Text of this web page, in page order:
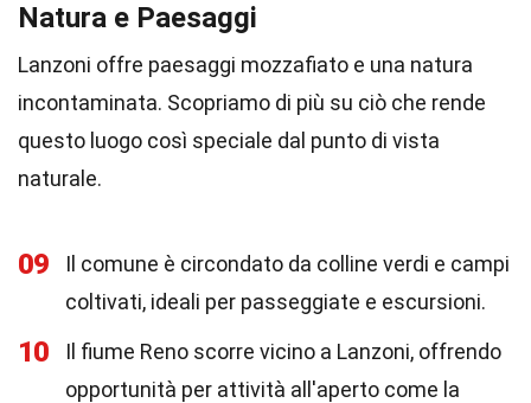
Natura e Paesaggi
Lanzoni offre paesaggi mozzafiato e una natura
incontaminata. Scopriamo di più su ciò che rende
questo luogo così speciale dal punto di vista
naturale.
09
Il comune è circondato da colline verdi e campi
coltivati, ideali per passeggiate e escursioni.
10
Il fiume Reno scorre vicino a Lanzoni, offrendo
opportunità per attività all'aperto come la